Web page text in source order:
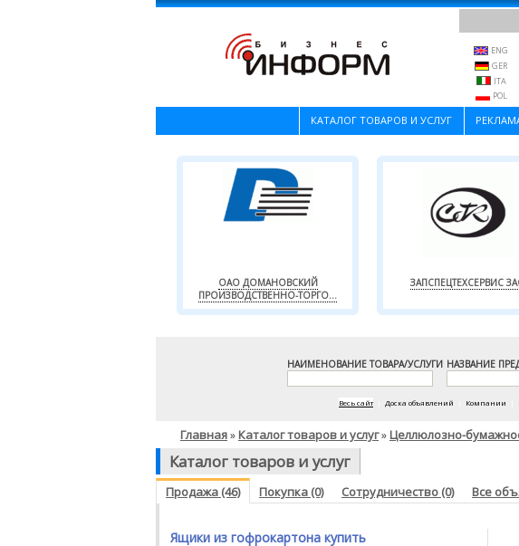
ENG
GER
ITA
POL
КАТАЛОГ ТОВАРОВ И УСЛУГ
ОАО ДОМАНОВСКИЙ
ПРОИЗВОДСТВЕННО-ТОРГО...
ЗАПСПЕЦТЕХСЕРВИС
НАИМЕНОВАНИЕ ТОВАРА/УСЛУГИ НАЗВАНИЕ
Весь сайт Доска объявлений Компании
Главная» Каталог товаров и услуг» Целлюлозно-
Каталог товаров и услуг
Продажа (46) Покупка (0) Сотрудничество (0) Все
Ящики из гофрокартона купить